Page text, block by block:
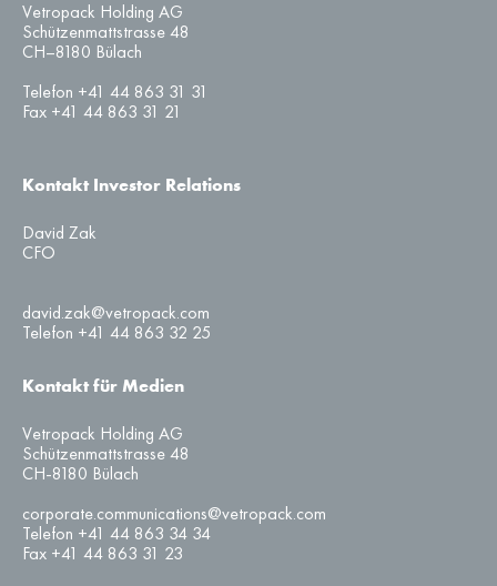
Vetropack Holding AG
Schützenmattstrasse 48
CH–8180 Bülach
Telefon +41 44 863 31 31
Fax +41 44 863 31 21
Kontakt Investor Relations
David Zak
CFO
david.zak@vetropack.com
Telefon +41 44 863 32 25
Kontakt für Medien
Vetropack Holding AG
Schützenmattstrasse 48
CH-8180 Bülach
corporate.communications@vetropack.com
Telefon +41 44 863 34 34
Fax +41 44 863 31 23